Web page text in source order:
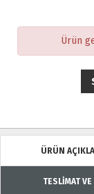
Ürün
ÜRÜN
TESLİMAT VE